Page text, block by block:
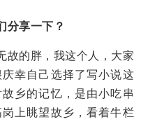
分享一下？
故的胖，我这个人，大家
幸自己选择了写小说这
乡的记忆，是由小吃串
上眺望故乡，看着牛栏